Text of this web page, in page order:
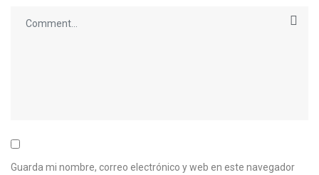
Guarda mi nombre, correo electrónico y web en este navegador